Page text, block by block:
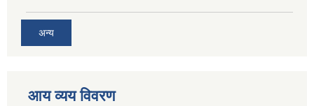
अन्य
आय व्यय विवरण